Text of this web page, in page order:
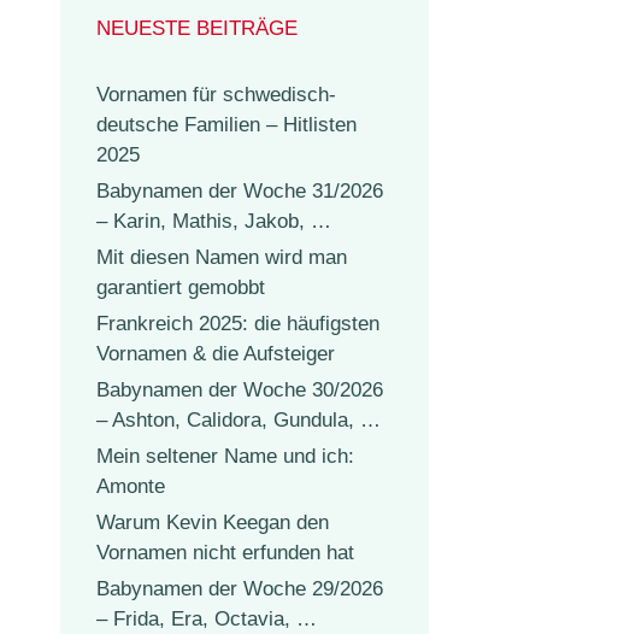
NEUESTE BEITRÄGE
Vornamen für schwedisch-
deutsche Familien – Hitlisten
2025
Babynamen der Woche 31/2026
– Karin, Mathis, Jakob, …
Mit diesen Namen wird man
garantiert gemobbt
Frankreich 2025: die häufigsten
Vornamen & die Aufsteiger
Babynamen der Woche 30/2026
– Ashton, Calidora, Gundula, …
Mein seltener Name und ich:
Amonte
Warum Kevin Keegan den
Vornamen nicht erfunden hat
Babynamen der Woche 29/2026
– Frida, Era, Octavia, …